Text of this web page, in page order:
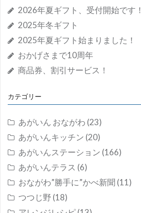
2026年夏ギフト、受付開始です！
2025年冬ギフト
2025年夏ギフト始まりました！
おかげさまで10周年
商品券、割引サービス！
カテゴリー
あがいん おながわ (23)
あがいんキッチン (20)
あがいんステーション (166)
あがいんテラス (6)
おながわ”勝手に”かべ新聞 (11)
つつじ野 (18)